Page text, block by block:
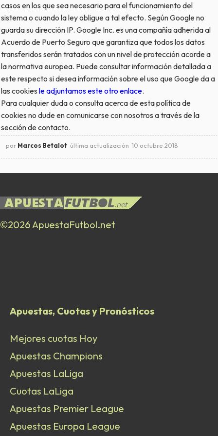
casos en los que sea necesario para el funcionamiento del
sistema o cuando la ley obligue a tal efecto. Según Google no
guarda su dirección IP. Google Inc. es una compañía adherida al
Acuerdo de Puerto Seguro que garantiza que todos los datos
transferidos serán tratados con un nivel de protección acorde a
la normativa europea. Puede consultar información detallada a
este respecto si desea información sobre el uso que Google da a
las cookiesle adjuntamos este otro enlace.
Para cualquier duda o consulta acerca de esta política de
cookies no dude en comunicarse con nosotros a través de la
sección de contacto.
por Marcos Betalot última actualización 10 octubre 2018
©2026 ApuestaFutbol.net
Apuestas, Cuotas y Pronósticos
Mejores cuotas Hoy
Apuestas Champions
Apuestas LaLiga
Cuotas LaLiga
Apuestas Premier League
Apuestas Europa League